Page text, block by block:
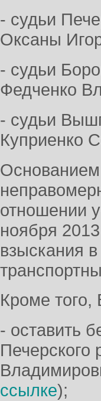
- судьи
Оксаны
- судьи
Федченко
- судьи
Куприенко
отношении
ноября
взыскания
Кроме
- оставить
Печерского
ссылке);